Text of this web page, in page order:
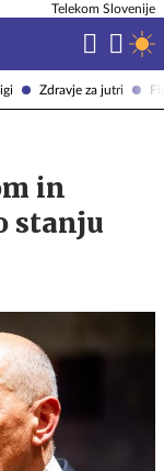
Zdravje za jutri
Telekom Slovenije
in
stanju